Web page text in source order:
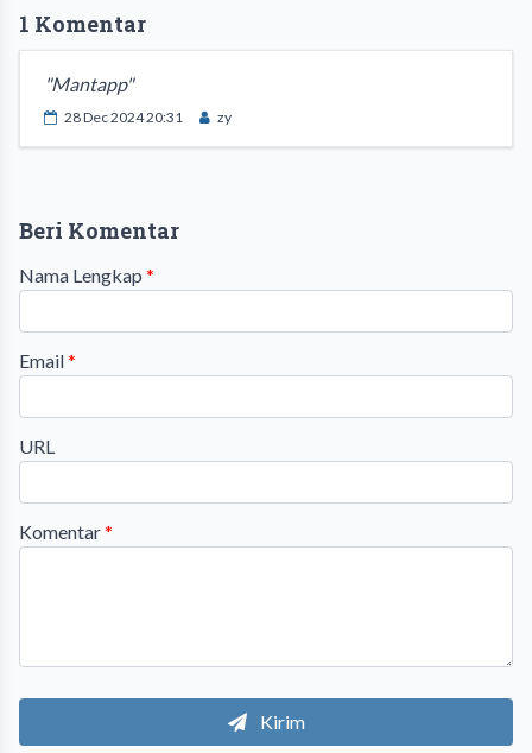
1 Komentar
"Mantapp"
28 Dec 2024 20:31 zy
Beri Komentar
Nama Lengkap *
Email*
URL
Komentar*
Kirim